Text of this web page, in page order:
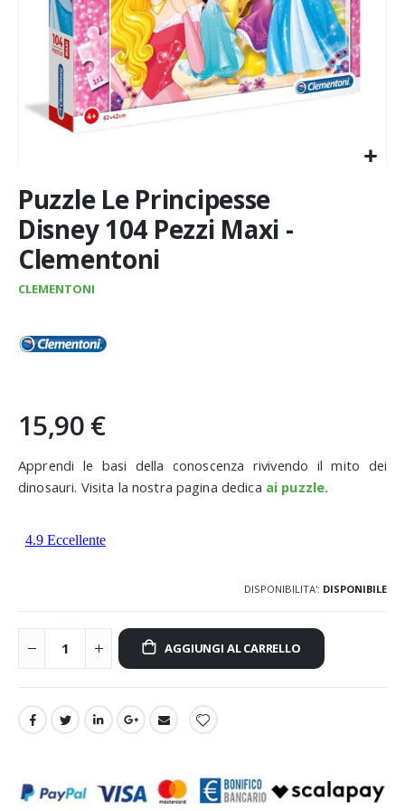
all'inizio
della
galleria
di
immagini
Puzzle Le Principesse
Disney 104 Pezzi Maxi -
Clementoni
CLEMENTONI
15,90 €
Apprendi le basi della conoscenza rivivendo il mito dei
dinosauri. Visita la nostra pagina dedica ai puzzle.
DISPONIBILITA': DISPONIBILE
AGGIUNGI AL CARRELLO